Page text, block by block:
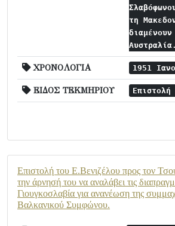
τη
ΧΡΟΝΟΛΟΓΙΑ 1951
ΕΙΔΟΣ ΤΕΚΜΗΡΙΟΥ Επιστολή
Επιστολή του Ε.Βενιζέλου προς τον
την άρνησή του να αναλάβει τις
Γιουγκοσλαβία για ανανέωση της
Βαλκανικού Συμφώνου.